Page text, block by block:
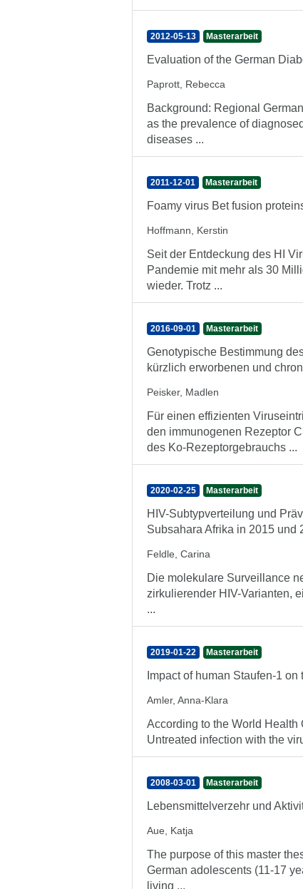
2012-05-13 Masterarbeit
Evaluation of the German
Paprott, Rebecca
Background: Regional
as the prevalence of
diseases ...
2011-12-01 Masterarbeit
Foamy virus Bet fusion
Hoffmann, Kerstin
Seit der Entdeckung des HI
Pandemie mit mehr als 30
wieder. Trotz ...
2016-09-01 Masterarbeit
Genotypische Bestimmung
kürzlich erworbenen und
Peisker, Madlen
Für einen effizienten
den immunogenen Rezeptor
des Ko-Rezeptorgebrauchs ...
2020-02-25 Masterarbeit
HIV-Subtypverteilung und
Subsahara Afrika in 2015 und
Feldle, Carina
Die molekulare Surveillance
zirkulierender HIV-Varianten,
...
2019-01-22 Masterarbeit
Impact of human Staufen-1
Amler, Anna-Klara
According to the World
Untreated infection with the
2008-03-01 Masterarbeit
Lebensmittelverzehr und
Aue, Katja
The purpose of this master
German adolescents (11-17
living ...